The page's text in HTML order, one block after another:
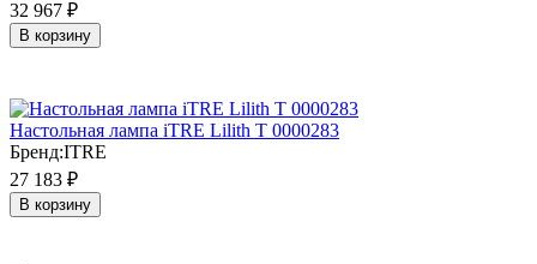
32 967 ₽
В корзину
Настольная лампа iTRE Lilith T 0000283
Бренд:ITRE
27 183 ₽
В корзину